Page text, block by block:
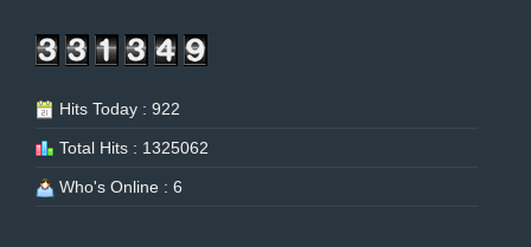
Hits Today : 922
Total Hits : 1325062
Who's Online : 6